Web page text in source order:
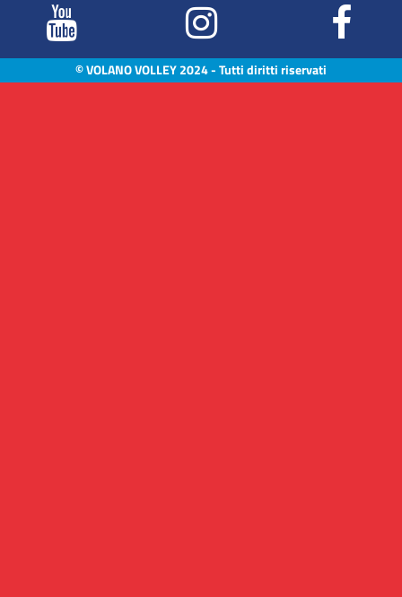
© VOLANO VOLLEY 2024 - Tutti diritti riservati